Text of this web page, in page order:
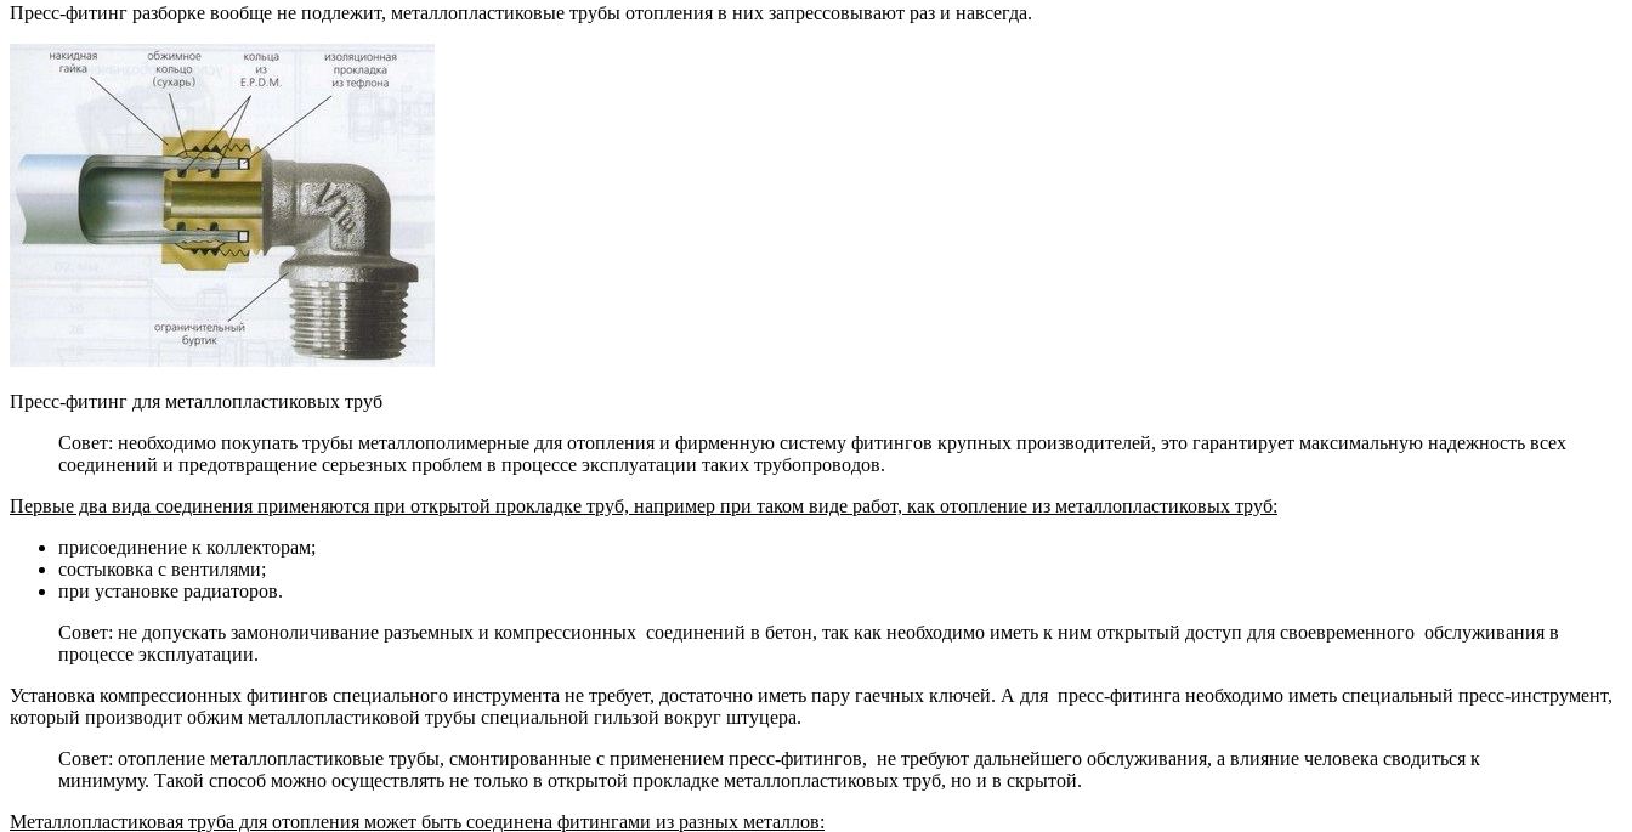
Пресс-фитинг разборке вообще не подлежит, металлопластиковые трубы отопления в них запрессовывают раз и навсегда.
Пресс-фитинг для металлопластиковых труб
Совет: необходимо покупать трубы металлополимерные для отопления и фирменную систему фитингов крупных производителей, это гарантирует максимальную надежность всех
соединений и предотвращение серьезных проблем в процессе эксплуатации таких трубопроводов.
Первые два вида соединения применяются при открытой прокладке труб, например при таком виде работ, как отопление из металлопластиковых труб:
присоединение к коллекторам;
состыковка с вентилями;
при установке радиаторов.
Совет: не допускать замоноличивание разъемных и компрессионных соединений в бетон, так как необходимо иметь к ним открытый доступ для своевременного обслуживания в
процессе эксплуатации.
Установка компрессионных фитингов специального инструмента не требует, достаточно иметь пару гаечных ключей. А для пресс-фитинга необходимо иметь специальный пресс-инструмент,
который производит обжим металлопластиковой трубы специальной гильзой вокруг штуцера.
Совет: отопление металлопластиковые трубы, смонтированные с применением пресс-фитингов, не требуют дальнейшего обслуживания, а влияние человека сводиться к
минимуму. Такой способ можно осуществлять не только в открытой прокладке металлопластиковых труб, но и в скрытой.
Металлопластиковая труба для отопления может быть соединена фитингами из разных металлов: